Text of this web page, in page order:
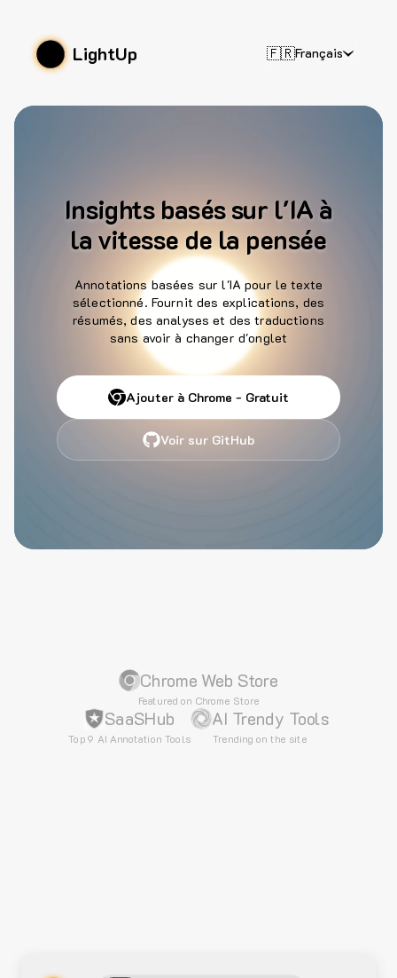
LightUp 🇫🇷Français
Insights basés sur l'IA à
la vitesse de la pensée
Annotations basées sur l'IA pour le texte
sélectionné. Fournit des explications, des
résumés, des analyses et des traductions
sans avoir à changer d'onglet
Ajouter à Chrome - Gratuit
Voir sur GitHub
Chrome Web Store
Featured on Chrome Store
SaaSHub
Top 9 AI Annotation Tools
AI Trendy Tools
Trending on the site